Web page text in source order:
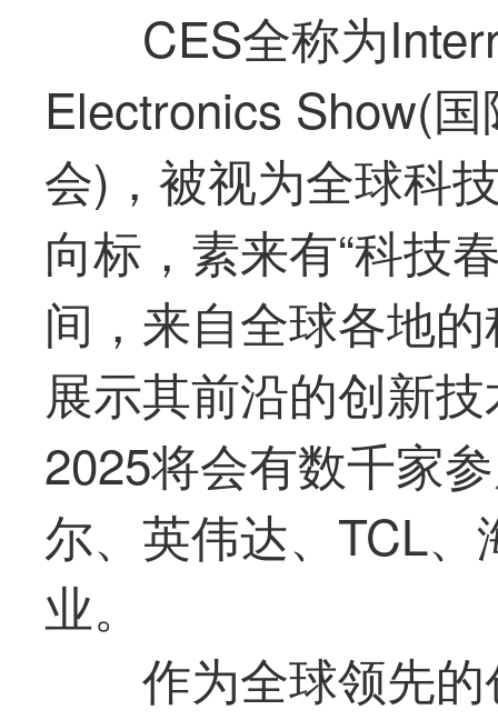
CES全称为
Electronics Show(
会)，被视为全球科
向标，素来有“科技
间，来自全球各地
展示其前沿的创新
2025将会有数千家
尔、英伟达、TCL
业。
作为全球领先